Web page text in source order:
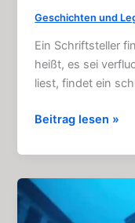
Geschichten und
Ein Schriftsteller
heißt, es sei
liest, findet ein
Das
Manuskript:
Großartige
Geschichte
(3
Beitrag lesen »